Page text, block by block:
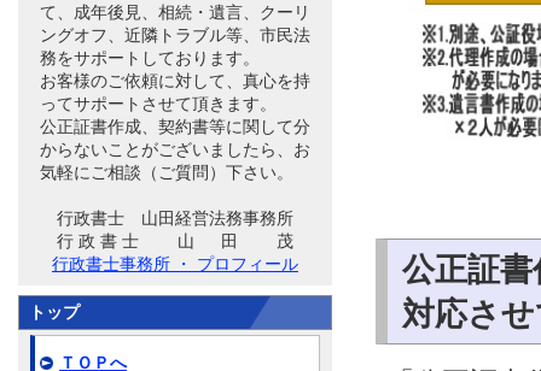
公正証
対応さ
て、成年後見、相続・遺言、クーリ
ングオフ、近隣トラブル等、市民法
務をサポートしております。
お客様のご依頼に対して、真心を持
ってサポートさせて頂きます。
公正証書作成、契約書等に関して分
からないことがございましたら、お
気軽にご相談（ご質問）下さい。
行政書士 山田経営法務事務所
行 政 書 士 山 田 茂
行政書士事務所 ・ プロフィール
トップ
ＴＯＰへ